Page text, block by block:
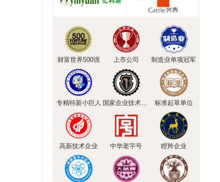
财富世界500强 上市公司 制造业单项冠军
专精特新小巨人 国家企业技术中心 标准起草单位
高新技术企业 中华老字号 瞪羚企业